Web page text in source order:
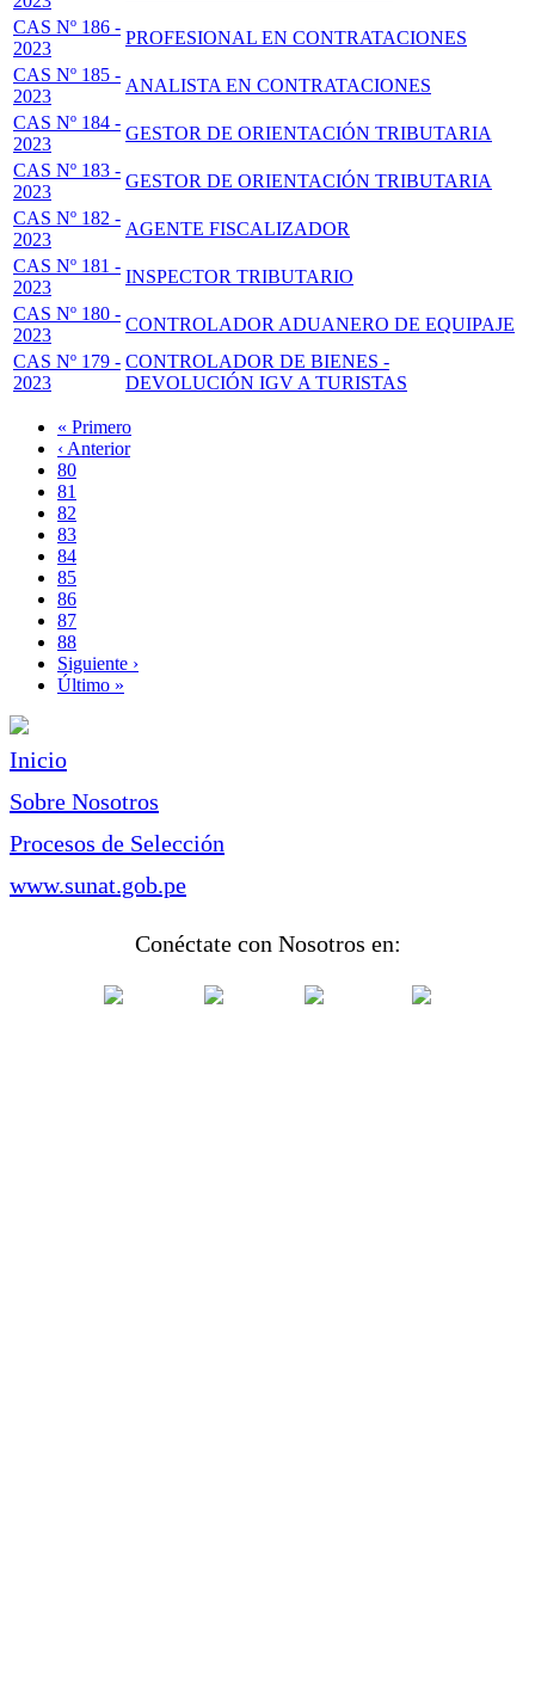
CAS Nº 186 -
2023
PROFESIONAL EN CONTRATACIONES
CAS Nº 185 -
2023
ANALISTA EN CONTRATACIONES
CAS Nº 184 -
2023
GESTOR DE ORIENTACIÓN TRIBUTARIA
CAS Nº 183 -
2023
GESTOR DE ORIENTACIÓN TRIBUTARIA
CAS Nº 182 -
2023
AGENTE FISCALIZADOR
CAS Nº 181 -
2023
INSPECTOR TRIBUTARIO
CAS Nº 180 -
2023
CONTROLADOR ADUANERO DE EQUIPAJE
CAS Nº 179 -
2023
CONTROLADOR DE BIENES -
DEVOLUCIÓN IGV A TURISTAS
Paginación
Primera
página
« Primero
Página
anterior
‹ Anterior
Page
80
Page
81
Page
82
Page
83
Página
actual
84
Page
85
Page
86
Page
87
Page
88
Siguiente
página
Siguiente ›
Última
Último »
Inicio
Sobre Nosotros
Procesos de Selección
www.sunat.gob.pe
Conéctate con Nosotros en: